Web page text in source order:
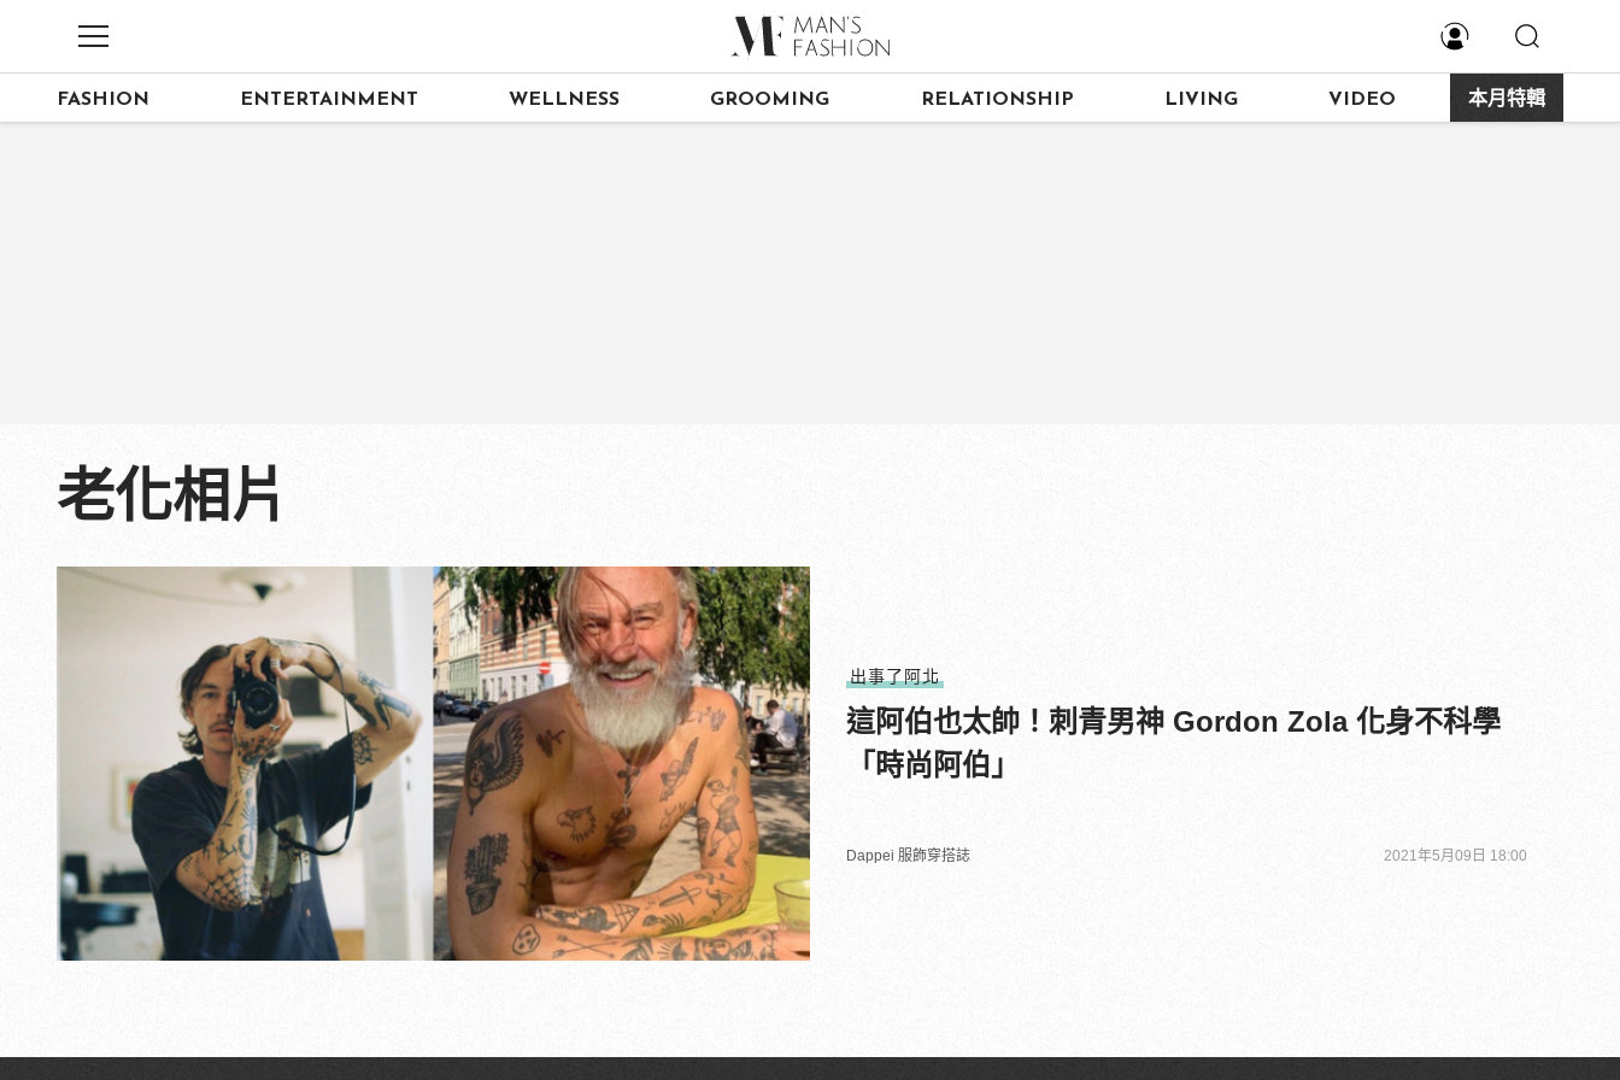
FASHION ENTERTAINMENT WELLNESS GROOMING RELATIONSHIP LIVING VIDEO 本月特輯
老化相片
出事了阿北
這阿伯也太帥！刺青男神 Gordon Zola 化身不科學
「時尚阿伯」
Dappei 服飾穿搭誌 2021年5月09日 18:00